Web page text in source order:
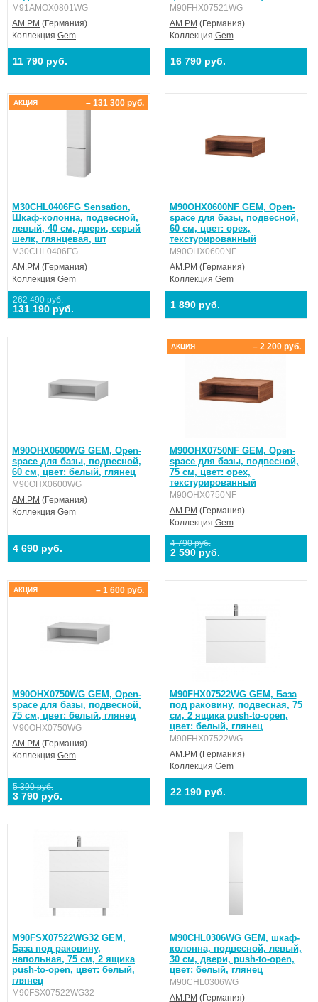
M91AMOX0801WG
AM.PM (Германия)
Коллекция Gem
11 790 руб.
M90FHX07521WG
AM.PM (Германия)
Коллекция Gem
16 790 руб.
M30CHL0406FG Sensation,
Шкаф-колонна, подвесной,
левый, 40 см, двери, серый
шелк, глянцевая, шт
M30CHL0406FG
AM.PM (Германия)
Коллекция Gem
262 490 руб.
131 190 руб.
– 131 300 руб.
АКЦИЯ
M90OHX0600NF GEM, Open-
space для базы, подвесной,
60 см, цвет: орех,
текстурированный
M90OHX0600NF
AM.PM (Германия)
Коллекция Gem
1 890 руб.
M90OHX0600WG GEM, Open-
space для базы, подвесной,
60 см, цвет: белый, глянец
M90OHX0600WG
AM.PM (Германия)
Коллекция Gem
4 690 руб.
M90OHX0750NF GEM, Open-
space для базы, подвесной,
75 см, цвет: орех,
текстурированный
M90OHX0750NF
AM.PM (Германия)
Коллекция Gem
4 790 руб.
2 590 руб.
– 2 200 руб.
АКЦИЯ
M90OHX0750WG GEM, Open-
space для базы, подвесной,
75 см, цвет: белый, глянец
M90OHX0750WG
AM.PM (Германия)
Коллекция Gem
5 390 руб.
3 790 руб.
– 1 600 руб.
АКЦИЯ
M90FHX07522WG GEM, База
под раковину, подвесная, 75
см, 2 ящика push-to-open,
цвет: белый, глянец
M90FHX07522WG
AM.PM (Германия)
Коллекция Gem
22 190 руб.
M90FSX07522WG32 GEM,
База под раковину,
напольная, 75 см, 2 ящика
push-to-open, цвет: белый,
глянец
M90FSX07522WG32
M90CHL0306WG GEM, шкаф-
колонна, подвесной, левый,
30 см, двери, push-to-open,
цвет: белый, глянец
M90CHL0306WG
AM.PM (Германия)